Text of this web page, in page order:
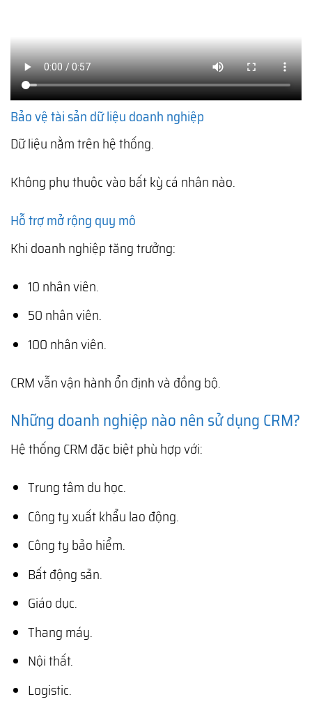
Bảo vệ tài sản dữ liệu doanh nghiệp
Dữ liệu nằm trên hệ thống.
Không phụ thuộc vào bất kỳ cá nhân nào.
Hỗ trợ mở rộng quy mô
Khi doanh nghiệp tăng trưởng:
10 nhân viên.
50 nhân viên.
100 nhân viên.
CRM vẫn vận hành ổn định và đồng bộ.
Những doanh nghiệp nào nên sử dụng CRM?
Hệ thống CRM đặc biệt phù hợp với:
Trung tâm du học.
Công ty xuất khẩu lao động.
Công ty bảo hiểm.
Bất động sản.
Giáo dục.
Thang máy.
Nội thất.
Logistic.